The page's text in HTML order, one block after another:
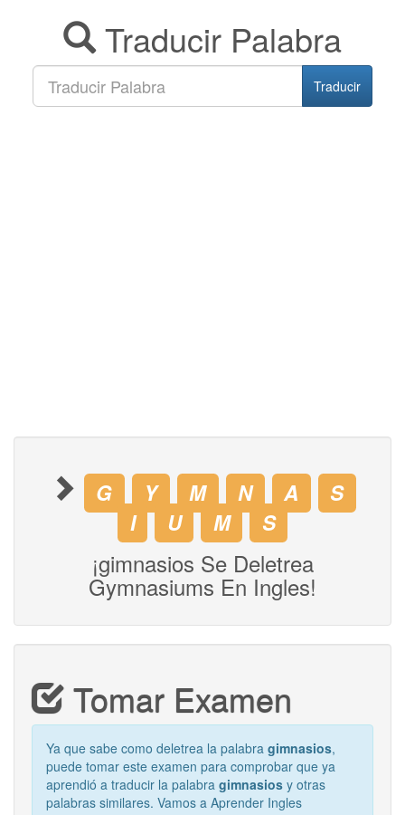
Traducir Palabra
Traducir
G Y M N A
S
I
U M S
¡gimnasios Se Deletrea
Gymnasiums En Ingles!
Tomar Examen
Ya que sabe como deletrea la palabra gimnasios,
puede tomar este examen para comprobar que ya
aprendió a traducir la palabra gimnasios y otras
palabras similares. Vamos a Aprender Ingles